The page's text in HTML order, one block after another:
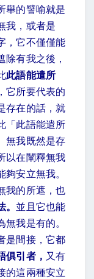
舉的譬喻就是
我，或者是
，它不僅僅能
除有我之後，
此語能遣所
它所要代表的
存在的話，就
「此語能遣所
無我既然是存
以在闡釋無我
安立無我。
我的所遮，也
。 並且它也能
我是有的。
是間接，它都
俱引者， 又有
的這兩種安立